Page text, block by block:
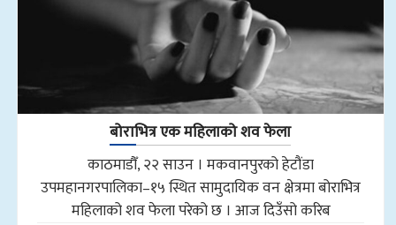
बोराभित्र एक महिलाको शव फेला
काठमाडौँ, २२ साउन । मकवानपुरको हेटौंडा
उपमहानगरपालिका–१५ स्थित सामुदायिक वन क्षेत्रमा बोराभित्र
महिलाको शव फेला परेको छ । आज दिउँसो करिब